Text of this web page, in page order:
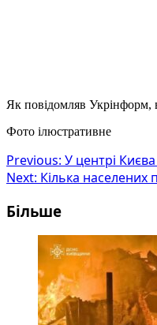
Як повідомляв Укрінформ,
Фото ілюстративне
Post
navigation
Previous: У центрі
Next: Кілька населених
Більше